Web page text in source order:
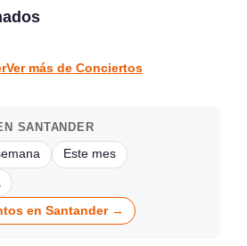
Ver más de Conciertos
SANTANDER
Este mes
en Santander →